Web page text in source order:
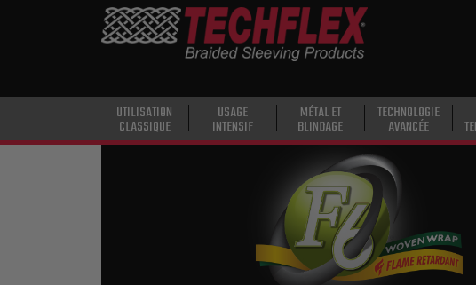
INTENSIF
UTILISATION
CLASSIQUE
USAGE
INTENSIF
MÉTAL ET
BLINDAGE
TECHNOLOGIE
AVANCÉE